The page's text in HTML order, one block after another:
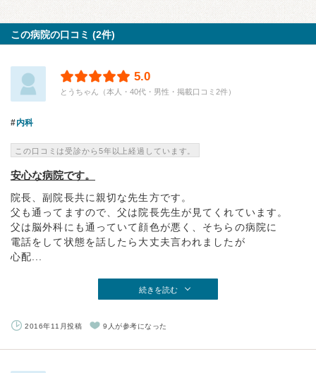
この病院の口コミ (2件)
5.0
とうちゃん（本人・40代・男性・掲載口コミ2件）
内科
この口コミは受診から5年以上経過しています。
安心な病院です。
院長、副院長共に親切な先生方です。
父も通ってますので、父は院長先生が見てくれています。
父は脳外科にも通っていて顔色が悪く、そちらの病院に
電話をして状態を話したら大丈夫言われましたが
心配...
続きを読む
2016年11月投稿 9人が参考になった